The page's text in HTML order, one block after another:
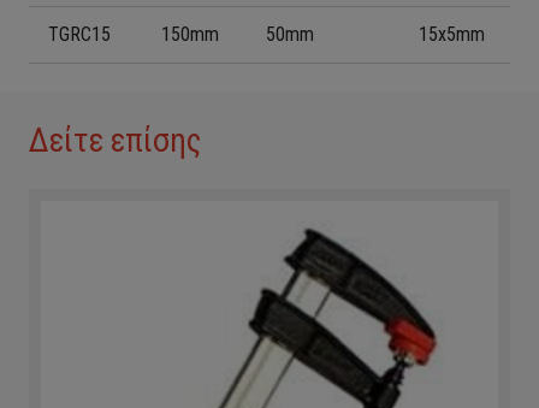
TGRC15 150mm 50mm 15x5mm
Δείτε επίσης